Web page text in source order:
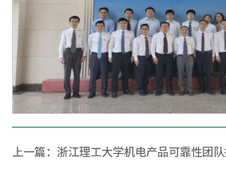
上一篇： 浙江理工大学机电产品可靠性团